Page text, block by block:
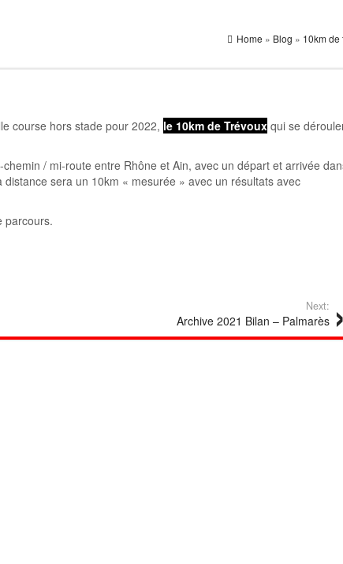
Home » Blog » 10km de
course hors stade pour 2022, le 10km de Trévoux qui se
/ mi-route entre Rhône et Ain, avec un départ et arrivée
sera un 10km « mesurée » avec un résultats avec
parcours.
Next:
Archive 2021 Bilan – Palmarès